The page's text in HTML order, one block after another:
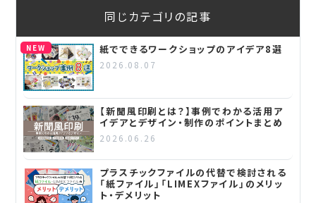
同じカテゴリの記事
NEW 紙でできるワークショップのアイデア8選
2026.08.07
【新聞風印刷とは？】事例でわかる活用ア
イデアとデザイン・制作のポイントまとめ
2026.06.26
プラスチックファイルの代替で検討される
「紙ファイル」「LIMEXファイル」のメリッ
ト・デメリット